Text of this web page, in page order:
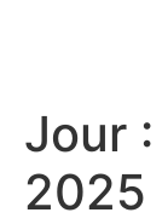
Jour :
2025